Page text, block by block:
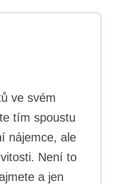
ve svém
tím spoustu
nájemce, ale
Není to
a jen